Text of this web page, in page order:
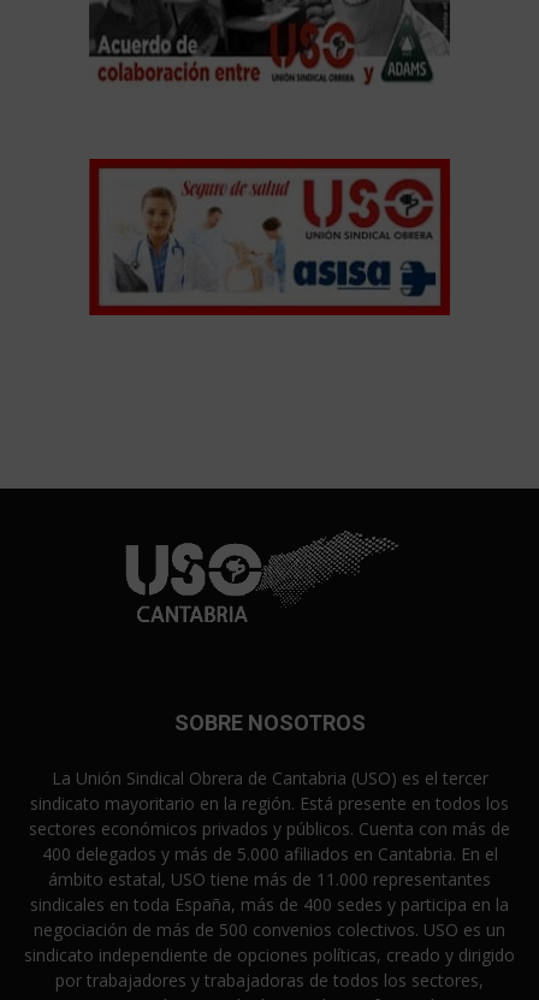
SOBRE NOSOTROS
La Unión Sindical Obrera de Cantabria (USO) es el tercer
sindicato mayoritario en la región. Está presente en todos los
sectores económicos privados y públicos. Cuenta con más de
400 delegados y más de 5.000 afiliados en Cantabria. En el
ámbito estatal, USO tiene más de 11.000 representantes
sindicales en toda España, más de 400 sedes y participa en la
negociación de más de 500 convenios colectivos. USO es un
sindicato independiente de opciones políticas, creado y dirigido
por trabajadores y trabajadoras de todos los sectores,